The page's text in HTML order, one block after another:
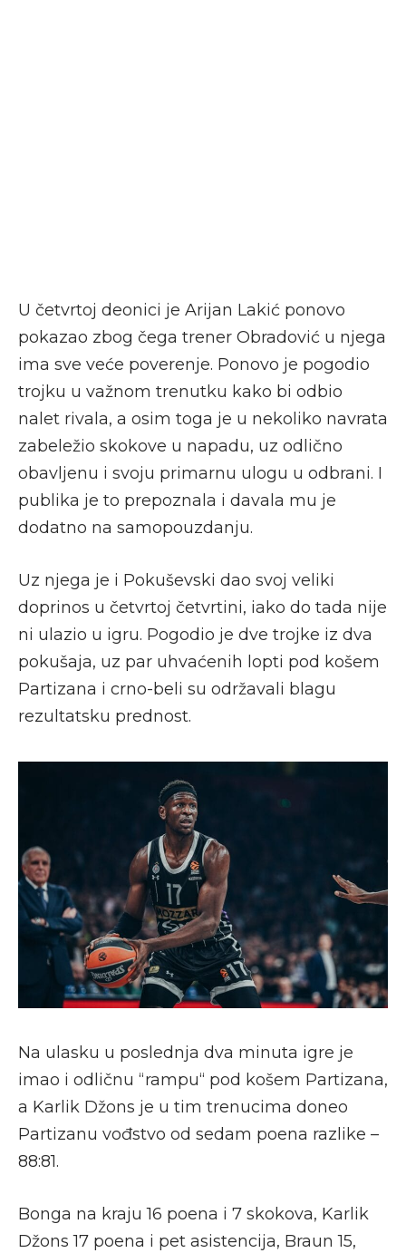
U četvrtoj deonici je Arijan Lakić ponovo
pokazao zbog čega trener Obradović u njega
ima sve veće poverenje. Ponovo je pogodio
trojku u važnom trenutku kako bi odbio
nalet rivala, a osim toga je u nekoliko navrata
zabeležio skokove u napadu, uz odlično
obavljenu i svoju primarnu ulogu u odbrani. I
publika je to prepoznala i davala mu je
dodatno na samopouzdanju.
Uz njega je i Pokuševski dao svoj veliki
doprinos u četvrtoj četvrtini, iako do tada nije
ni ulazio u igru. Pogodio je dve trojke iz dva
pokušaja, uz par uhvaćenih lopti pod košem
Partizana i crno-beli su održavali blagu
rezultatsku prednost.
Na ulasku u poslednja dva minuta igre je
imao i odličnu “rampu“ pod košem Partizana,
a Karlik Džons je u tim trenucima doneo
Partizanu vođstvo od sedam poena razlike –
88:81.
Bonga na kraju 16 poena i 7 skokova, Karlik
Džons 17 poena i pet asistencija, Braun 15,